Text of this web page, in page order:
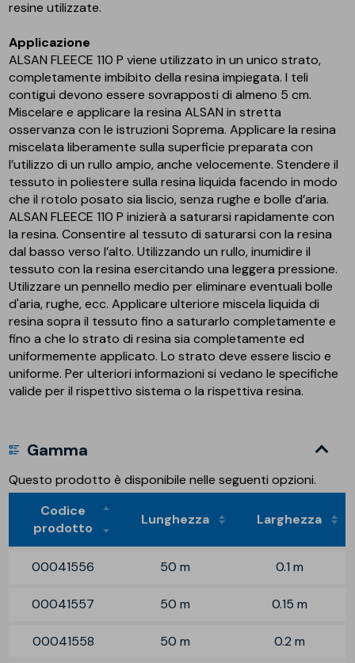
resine utilizzate.
Applicazione
ALSAN FLEECE 110 P viene utilizzato in un unico strato,
completamente imbibito della resina impiegata. I teli
contigui devono essere sovrapposti di almeno 5 cm.
Miscelare e applicare la resina ALSAN in stretta
osservanza con le istruzioni Soprema. Applicare la resina
miscelata liberamente sulla superficie preparata con
l’utilizzo di un rullo ampio, anche velocemente. Stendere il
tessuto in poliestere sulla resina liquida facendo in modo
che il rotolo posato sia liscio, senza rughe e bolle d’aria.
ALSAN FLEECE 110 P inizierà a saturarsi rapidamente con
la resina. Consentire al tessuto di saturarsi con la resina
dal basso verso l’alto. Utilizzando un rullo, inumidire il
tessuto con la resina esercitando una leggera pressione.
Utilizzare un pennello medio per eliminare eventuali bolle
d'aria, rughe, ecc. Applicare ulteriore miscela liquida di
resina sopra il tessuto fino a saturarlo completamente e
fino a che lo strato di resina sia completamente ed
uniformemente applicato. Lo strato deve essere liscio e
uniforme. Per ulteriori informazioni si vedano le specifiche
valide per il rispettivo sistema o la rispettiva resina.
Gamma
Questo prodotto è disponibile nelle seguenti opzioni.
Codice
prodotto
Lunghezza Larghezza
00041556 50 m 0.1 m
00041557 50 m 0.15 m
00041558 50 m 0.2 m